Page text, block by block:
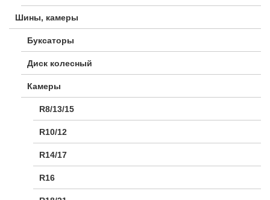
Шины, камеры
Буксаторы
Диск колесный
Камеры
R8/13/15
R10/12
R14/17
R16